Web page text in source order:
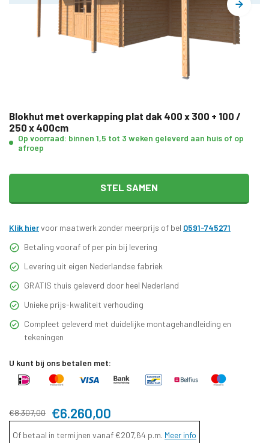
Blokhut met overkapping plat dak 400 x 300 + 100 /
250 x 400cm
Op voorraad: binnen 1,5 tot 3 weken geleverd aan huis of op
afroep
STEL SAMEN
Klik hiervoor maatwerk zonder meerprijs of bel 0591-745271
Betaling vooraf of per pin bij levering
Levering uit eigen Nederlandse fabriek
GRATIS thuis geleverd door heel Nederland
Unieke prijs-kwaliteit verhouding
Compleet geleverd met duidelijke montagehandleiding en
tekeningen
U kunt bij ons betalen met:
€8.307,00 €6.260,00
Of betaal in termijnen vanaf €207,64 p.m. Meer info